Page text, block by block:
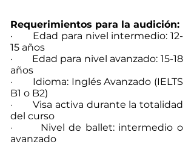
Requerimientos para la audición:
· Edad para nivel intermedio: 12-
15 años
· Edad para nivel avanzado: 15-18
años
· Idioma: Inglés Avanzado (IELTS
B1 o B2)
· Visa activa durante la totalidad
del curso
· Nivel de ballet: intermedio o
avanzado